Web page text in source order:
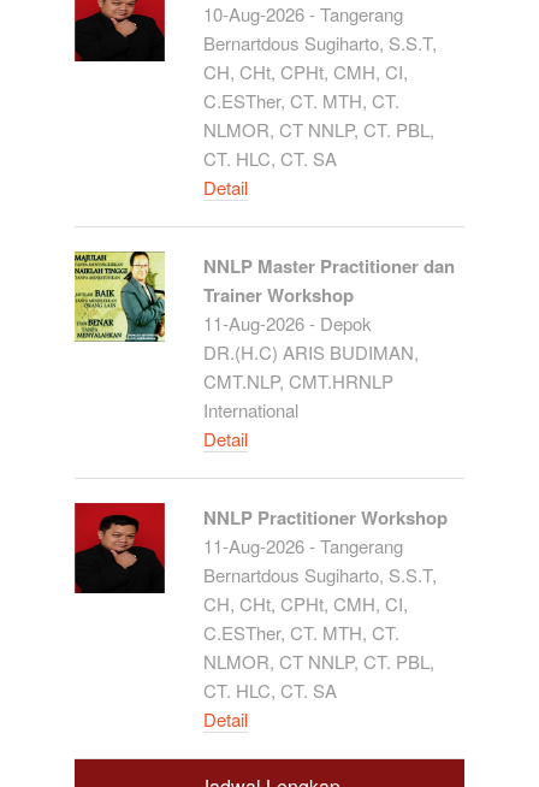
10-Aug-2026 - Tangerang
Bernartdous Sugiharto, S.S.T,
CH, CHt, CPHt, CMH, CI,
C.ESTher, CT. MTH, CT.
NLMOR, CT NNLP, CT. PBL,
CT. HLC, CT. SA
Detail
NNLP Master Practitioner dan
Trainer Workshop
11-Aug-2026 - Depok
DR.(H.C) ARIS BUDIMAN,
CMT.NLP, CMT.HRNLP
International
Detail
NNLP Practitioner Workshop
11-Aug-2026 - Tangerang
Bernartdous Sugiharto, S.S.T,
CH, CHt, CPHt, CMH, CI,
C.ESTher, CT. MTH, CT.
NLMOR, CT NNLP, CT. PBL,
CT. HLC, CT. SA
Detail